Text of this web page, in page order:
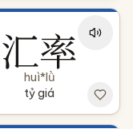
汇率
huì*lǜ
tỷ giá